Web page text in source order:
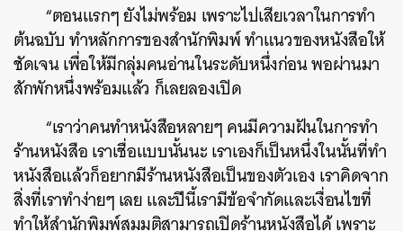
“ตอนแรกๆ ยังไม่พร้อม เพราะไปเสียเวลาในการทำ
ต้นฉบับ ทำหลักการของสำนักพิมพ์ ทำแนวของหนังสือให้
ชัดเจน เพื่อให้มีกลุ่มคนอ่านในระดับหนึ่งก่อน พอผ่านมา
สักพักหนึ่งพร้อมแล้ว ก็เลยลองเปิด
“เราว่าคนทำหนังสือหลายๆ คนมีความฝันในการทำ
ร้านหนังสือ เราเชื่อแบบนั้นนะ เราเองก็เป็นหนึ่งในนั้นที่ทำ
หนังสือแล้วก็อยากมีร้านหนังสือเป็นของตัวเอง เราคิดจาก
สิ่งที่เราทำง่ายๆ เลย และปีนี้เรามีข้อจำกัดและเงื่อนไขที่
ทำให้สำนักพิมพ์สมมติสามารถเปิดร้านหนังสือได้ เพราะ